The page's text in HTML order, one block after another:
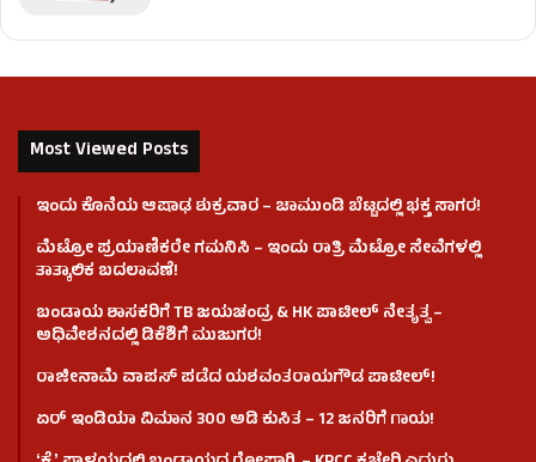
Most Viewed Posts
ಇಂದು ಕೊನೆಯ ಆಷಾಢ ಶುಕ್ರವಾರ – ಚಾಮುಂಡಿ ಬೆಟ್ಟದಲ್ಲಿ ಭಕ್ತ ಸಾಗರ!
ಮೆಟ್ರೋ ಪ್ರಯಾಣಿಕರೇ ಗಮನಿಸಿ – ಇಂದು ರಾತ್ರಿ ಮೆಟ್ರೋ ಸೇವೆಗಳಲ್ಲಿ
ತಾತ್ಕಾಲಿಕ ಬದಲಾವಣೆ!
ಬಂಡಾಯ ಶಾಸಕರಿಗೆ TB ಜಯಚಂದ್ರ & HK ಪಾಟೀಲ್ ನೇತೃತ್ವ –
ಅಧಿವೇಶನದಲ್ಲಿ ಡಿಕೆಶಿಗೆ ಮುಜುಗರ!
ರಾಜೀನಾಮೆ ವಾಪಸ್ ಪಡೆದ ಯಶವಂತರಾಯಗೌಡ ಪಾಟೀಲ್‌!
ಏರ್ ಇಂಡಿಯಾ ವಿಮಾನ 300 ಅಡಿ ಕುಸಿತ – 12 ಜನರಿಗೆ ಗಾಯ!